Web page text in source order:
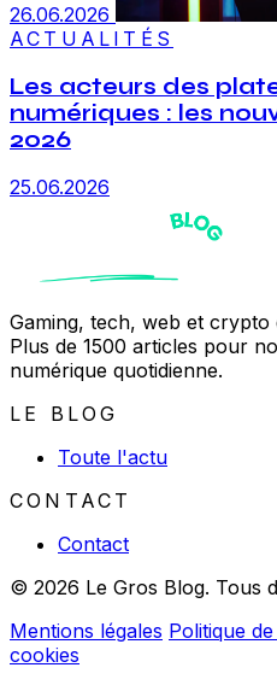
26.06.2026
ACTUALITÉS
Les acteurs des
numériques : les
2026
25.06.2026
Gaming, tech, web et crypto
Plus de 1500 articles pour
numérique quotidienne.
LE BLOG
Toute l'actu
CONTACT
Contact
© 2026 Le Gros Blog. Tous
Mentions légales Politique
cookies